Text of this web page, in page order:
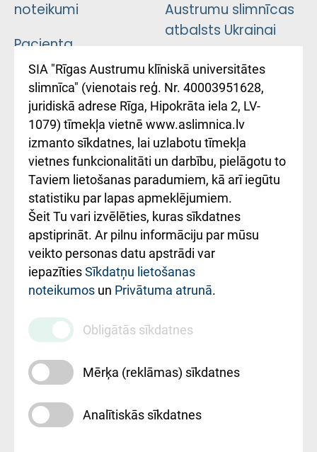
noteikumi
Pacienta
atsauksmju/sūdzību
iesniegšanas
kārtība
Kā pie mums nokļūt
Rēķinu apmaksas
ceļvedis
Rekvizīti un
ārstniecības
iestādes kods
010000234
Maksas
pakalpojumu
cenrādis
Austrumu slimnīcas
atbalsts Ukrainai
Підтримка Східної
лікарні та співпраця з
Україною
SIA "Rīgas Austrumu klīniskā universitātes
slimnīca" (vienotais reģ. Nr. 40003951628,
juridiskā adrese Rīga, Hipokrāta iela 2, LV-
1079) tīmekļa vietnē www.aslimnica.lv
izmanto sīkdatnes, lai uzlabotu tīmekļa
vietnes funkcionalitāti un darbību, pielāgotu to
Taviem lietošanas paradumiem, kā arī iegūtu
statistiku par lapas apmeklējumiem.
Šeit Tu vari izvēlēties, kuras sīkdatnes
apstiprināt. Ar pilnu informāciju par mūsu
veikto personas datu apstrādi var
iepazītiesSīkdatņu lietošanas
noteikumos un Privātuma atrunā.
Obligātās sīkdatnes
Mērķa (reklāmas) sīkdatnes
Analītiskās sīkdatnes